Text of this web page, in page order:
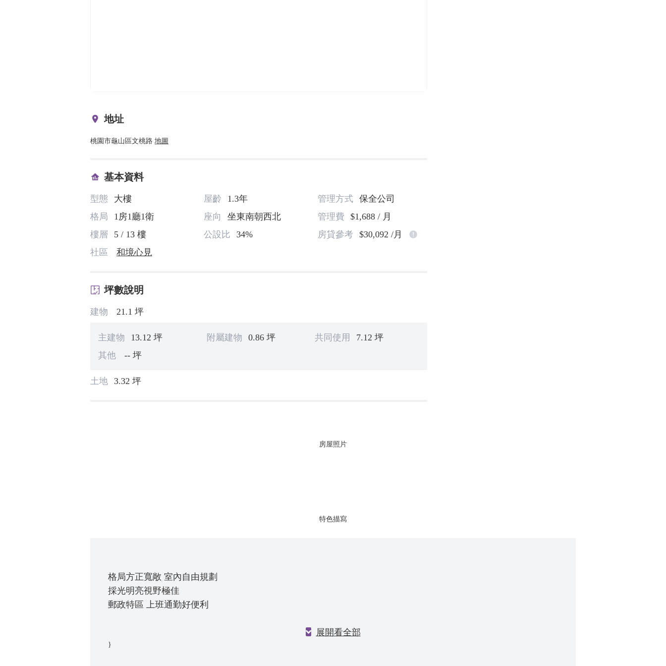
地址
桃園市龜山區文桃路 地圖
基本資料
型態 大樓 屋齡 1.3年 管理方式
保全公司
格局
1房1廳1衛 座向 坐東南朝西北 管理費
$1,688 / 月
樓層
5 / 13 樓 公設比 34% 房貸參考
$30,092 /月
社區
和境心見
坪數說明
建物 21.1 坪
主建物 13.12 坪 附屬建物 0.86 坪 共同使用
7.12 坪
其他
-- 坪
土地 3.32 坪
房屋照片
特色描寫
格局方正寬敞 室內自由規劃
採光明亮視野極佳
展開看全部
}